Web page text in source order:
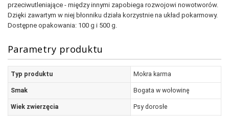
przeciwutleniające - między innymi zapobiega rozwojowi nowotworów.
Dzięki zawartym w niej błonniku działa korzystnie na układ pokarmowy.
Dostępne opakowania: 100 g i 500 g.
Parametry produktu
Typ produktu Mokra karma
Smak Bogata w wołowinę
Wiek zwierzęcia Psy dorosłe